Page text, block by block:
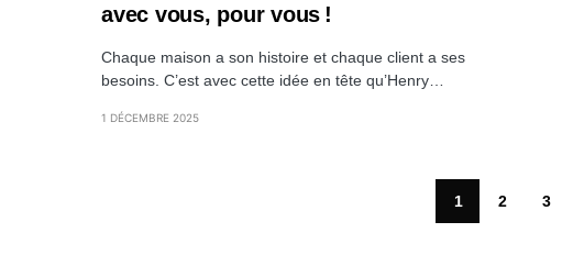
avec vous, pour vous !
Chaque maison a son histoire et chaque client a ses
besoins. C’est avec cette idée en tête qu’Henry…
1 DÉCEMBRE 2025
1 2 3